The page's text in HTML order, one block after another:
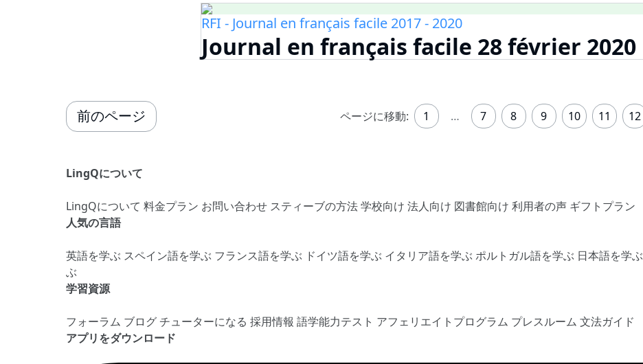
RFI - Journal en français facile 2017 - 2020
Journal en français facile 28 février 2020
前のページ ページに移動: 1 … 7 8 9 10 11 12
LingQについて
LingQについて 料金プラン お問い合わせ スティーブの方法学校向け 法人向け 図書館向け 利用者の声 ギフトプラン
人気の言語
英語を学ぶ スペイン語を学ぶ フランス語を学ぶ ドイツ語を学ぶ イタリア語を学ぶ ポルトガル語を学ぶ 日本語を学ぶ
ぶ
学習資源
フォーラム ブログチューターになる 採用情報 語学能力テスト アフェリエイトプログラム プレスルーム 文法ガイド
アプリをダウンロード